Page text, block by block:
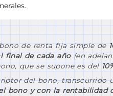
de renta fija simple de
final de cada año(en
que se supone es del
del bono, transcurrido
bono y con la